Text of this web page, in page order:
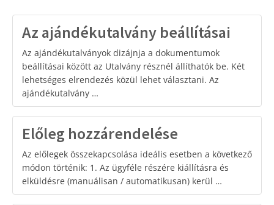
Az ajándékutalvány beállításai
Az ajándékutalványok dizájnja a dokumentumok
beállításai között az Utalvány résznél állíthatók be. Két
lehetséges elrendezés közül lehet választani. Az
ajándékutalvány …
Előleg hozzárendelése
Az előlegek összekapcsolása ideális esetben a következő
módon történik: 1. Az ügyféle részére kiállításra és
elküldésre (manuálisan / automatikusan) kerül …